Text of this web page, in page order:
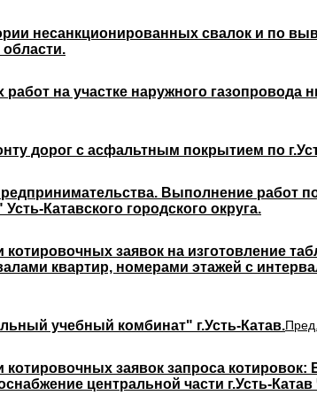
несанкционированных свалок и по
области.
на участке наружного газопровода
дорог с асфальтным покрытием по
Выполнение работ
Катавского городского округа.
заявок на изготовление
квартир, номерами этажей с
учебный комбинат" г.Усть-Катав.
котировочных заявок запроса
центральной части г.Усть-
Пред.